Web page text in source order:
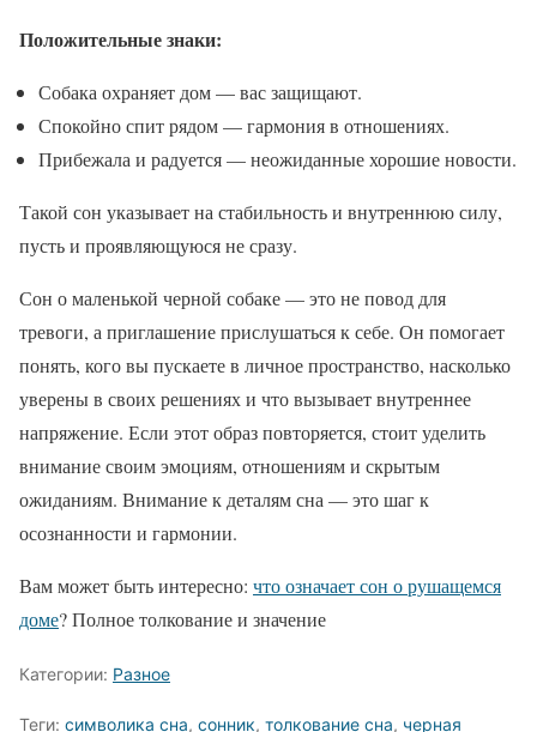
Положительные знаки:
Собака охраняет дом — вас защищают.
Спокойно спит рядом — гармония в отношениях.
Прибежала и радуется — неожиданные хорошие новости.
Такой сон указывает на стабильность и внутреннюю силу,
пусть и проявляющуюся не сразу.
Сон о маленькой черной собаке — это не повод для
тревоги, а приглашение прислушаться к себе. Он помогает
понять, кого вы пускаете в личное пространство, насколько
уверены в своих решениях и что вызывает внутреннее
напряжение. Если этот образ повторяется, стоит уделить
внимание своим эмоциям, отношениям и скрытым
ожиданиям. Внимание к деталям сна — это шаг к
осознанности и гармонии.
Вам может быть интересно: что означает сон о рушащемся
доме? Полное толкование и значение
Категории: Разное
Теги: символика сна, сонник, толкование сна, черная